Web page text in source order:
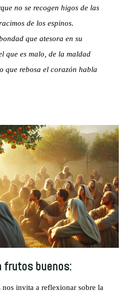
no se recogen higos de las
de los espinos.
que atesora en su
que es malo, de la maldad
que rebosa el corazón habla
frutos buenos:
invita a reflexionar sobre la